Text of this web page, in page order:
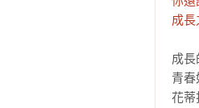
成長
成長
青春
花蒂